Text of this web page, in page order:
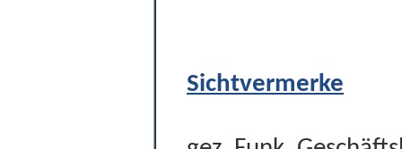
Sichtvermerke